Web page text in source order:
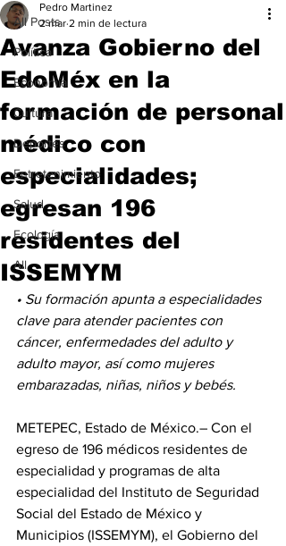
All Posts
Política
Economía
Cultura
Deportes
Entretenimiento
Salud
Ecología
All
Avanza Gobierno del
EdoMéx en la
formación de personal
médico con
especialidades;
egresan 196
residentes del
ISSEMYM
Pedro Martinez
2 mar 2 min de lectura
• Su formación apunta a especialidades
clave para atender pacientes con
cáncer, enfermedades del adulto y
adulto mayor, así como mujeres
embarazadas, niñas, niños y bebés.
METEPEC, Estado de México.– Con el
egreso de 196 médicos residentes de
especialidad y programas de alta
especialidad del Instituto de Seguridad
Social del Estado de México y
Municipios (ISSEMYM), el Gobierno del